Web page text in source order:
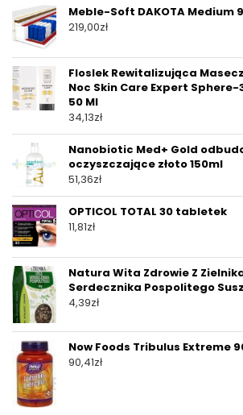
Meble-Soft DAKOTA Medium
219,00zł
Floslek Rewitalizująca
Noc Skin Care Expert Sphere-
50 Ml
34,13zł
Nanobiotic Med+ Gold
oczyszczające złoto 150ml
51,36zł
OPTICOL TOTAL 30 tabletek
11,81zł
Natura Wita Zdrowie Z
Serdecznika Pospolitego Susz
4,39zł
Now Foods Tribulus Extreme
90,41zł